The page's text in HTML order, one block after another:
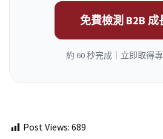
免費檢測 B2B 成
約 60 秒完成｜立即取得
Post Views: 689